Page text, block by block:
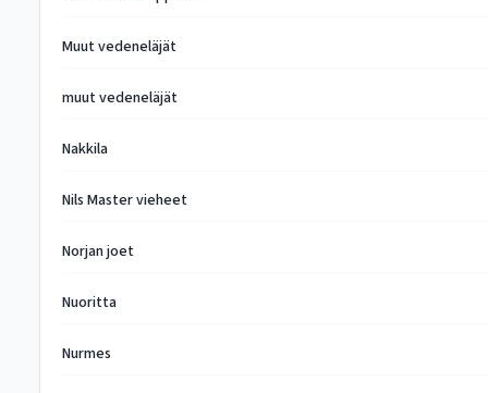
Muut vedeneläjät
muut vedeneläjät
Nakkila
Nils Master vieheet
Norjan joet
Nuoritta
Nurmes